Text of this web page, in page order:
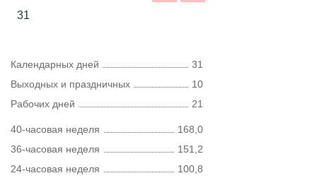
31
Календарных дней
31
Выходных и праздничных
10
Рабочих дней
21
40-часовая неделя
168,0
36-часовая неделя
151,2
24-часовая неделя
100,8